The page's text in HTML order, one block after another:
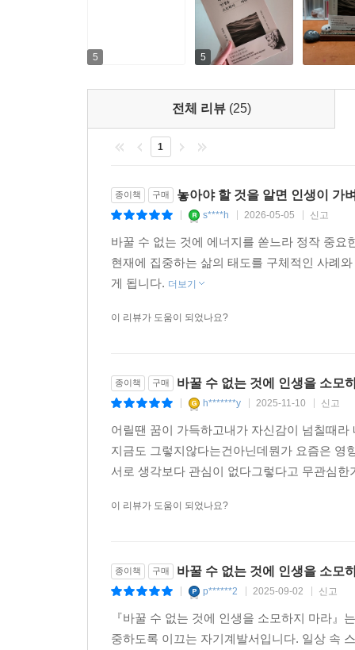
세네카의 예리한 통찰과 견고한 지혜는 2,000년
진정한 자유, 연결과 갈등, 균형과 조화…. 삶의 문
세네카는 철학이 삶의 실천으로 이어져야 한다
이끄는 탁월한 말과 글을 남겼다. 격동의 시대 속
ㆍ우리는 실제보다는 상상에 고통받는다. (71쪽)
ㆍ어렵기 때문에 감히 시작하지 못하는 것이 아
ㆍ잘 죽는 법을 모르는 사람은 결코 바람직한 삶을
ㆍ자기 자신을 소유한 자는 아무것도 잃지 않는다.
ㆍ얼마나 살지는 나에게 달려 있지 않으나, 얼마
『바꿀 수 없는 것에 인생을 소모하지 마라』는
5 5
전체 리뷰 (25)
1
종이책 구매 놓아야 할 것을 알면 인생이 가
s****h 2026-05-05 신고
바꿀 수 없는 것에 에너지를 쏟느라 정작 중
현재에 집중하는 삶의 태도를 구체적인 사례
게 됩니다. 더보기
이 리뷰가 도움이 되었나요?
종이책 구매 바꿀 수 없는 것에 인생을 소모
h*******y 2025-11-10 신고
어릴땐 꿈이 가득하고내가 자신감이 넘칠때
지금도 그렇지않다는건아닌데뭔가 요즘은 영
서로 생각보다 관심이 없다그렇다고 무관심
이 리뷰가 도움이 되었나요?
종이책 구매 바꿀 수 없는 것에 인생을 소모
p******2 2025-09-02 신고
『바꿀 수 없는 것에 인생을 소모하지 마라
중하도록 이끄는 자기계발서입니다. 일상 속